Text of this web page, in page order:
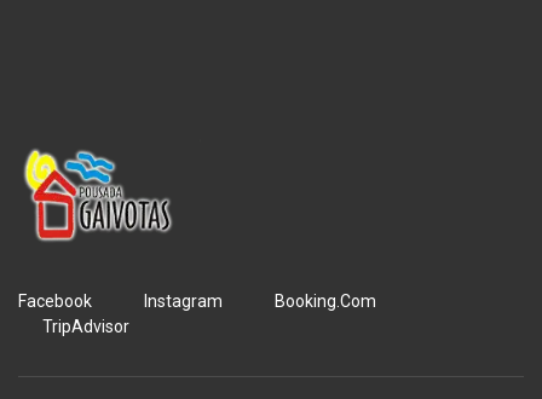
Facebook Instagram
Booking.Com
TripAdvisor